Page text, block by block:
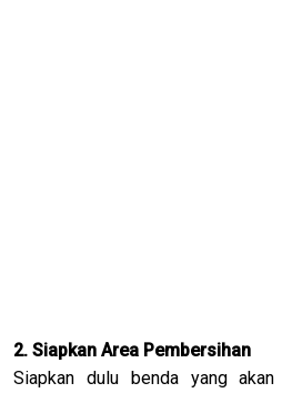
2. Siapkan Area Pembersihan
Siapkan dulu benda yang